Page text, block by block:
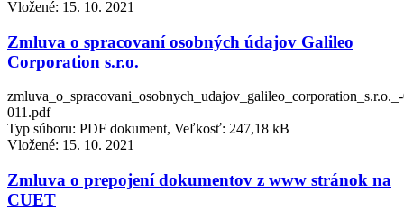
Vložené: 15. 10. 2021
Zmluva o spracovaní osobných údajov Galileo
Corporation s.r.o.
011.pdf
Typ súboru: PDF dokument, Veľkosť: 247,18 kB
Vložené: 15. 10. 2021
Zmluva o prepojení dokumentov z www stránok na
CUET